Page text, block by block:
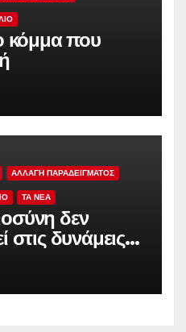
κόμμα που
ΑΛΛΑΓΗ ΠΑΡΑΔΕΙΓΜΑΤΟΣ
TA NEA
δεν
στις δυνάμεις